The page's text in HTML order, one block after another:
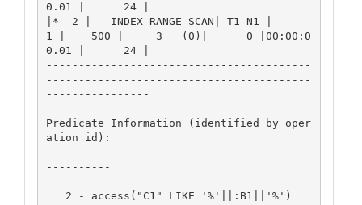
0.01 |      24 |
|*  2 |   INDEX RANGE SCAN| T1_N1 |
1 |    500 |     3   (0)|      0 |00:00:0
0.01 |      24 |
-----------------------------------------
-----------------------------------------
----------------
Predicate Information (identified by oper
ation id):
-----------------------------------------
----------